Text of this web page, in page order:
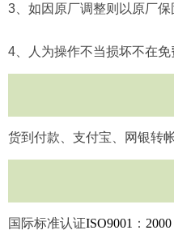
3 、如因原厂调整则以原厂
4 、人为操作不当损坏不在免
货到付款、支付宝、网银转
国际标准认证ISO9001 ： 2000